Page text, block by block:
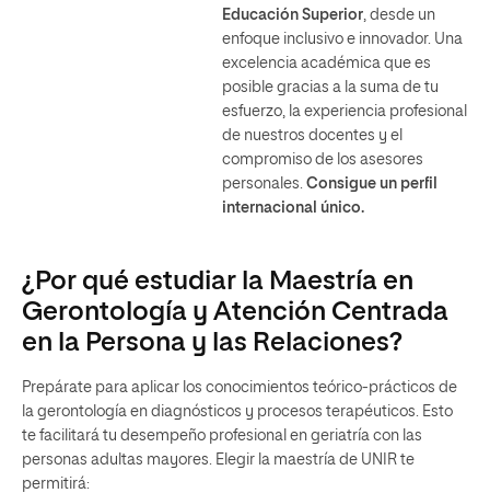
Educación Superior, desde un
enfoque inclusivo e innovador. Una
excelencia académica que es
posible gracias a la suma de tu
esfuerzo, la experiencia profesional
de nuestros docentes y el
compromiso de los asesores
personales.Consigue un perfil
internacional único.
¿Por qué estudiar la Maestría en
Gerontología y Atención Centrada
en la Persona y las Relaciones?
Prepárate para aplicar los conocimientos teórico-prácticos de
la gerontología en diagnósticos y procesos terapéuticos. Esto
te facilitará tu desempeño profesional en geriatría con las
personas adultas mayores. Elegir la maestría de UNIR te
permitirá: